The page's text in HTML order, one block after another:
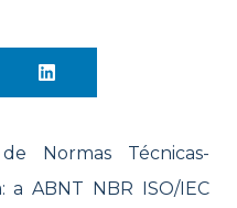
Normas Técnicas-
ABNT NBR ISO/IEC